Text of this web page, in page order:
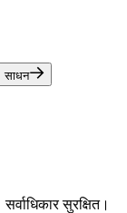
साधन​​
सुरक्षित।​​